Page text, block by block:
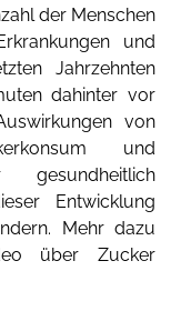
der Menschen
und
Jahrzehnten
dahinter vor
von
und
Entwicklung
Mehr dazu
über Zucker